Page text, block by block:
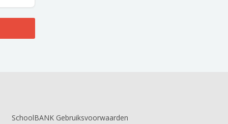
SchoolBANK Gebruiksvoorwaarden